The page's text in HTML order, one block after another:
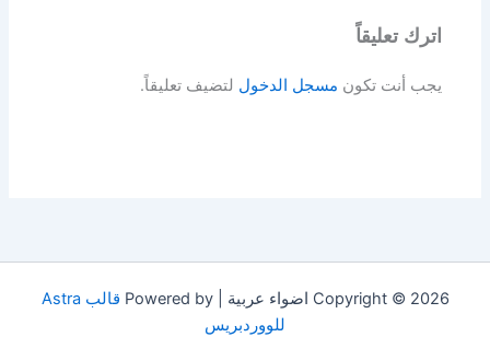
اترك تعليقاً
يجب أنت تكون مسجل الدخول لتضيف تعليقاً.
Copyright © 2026 اضواء عربية | Powered by
قالب Astra
للووردبريس